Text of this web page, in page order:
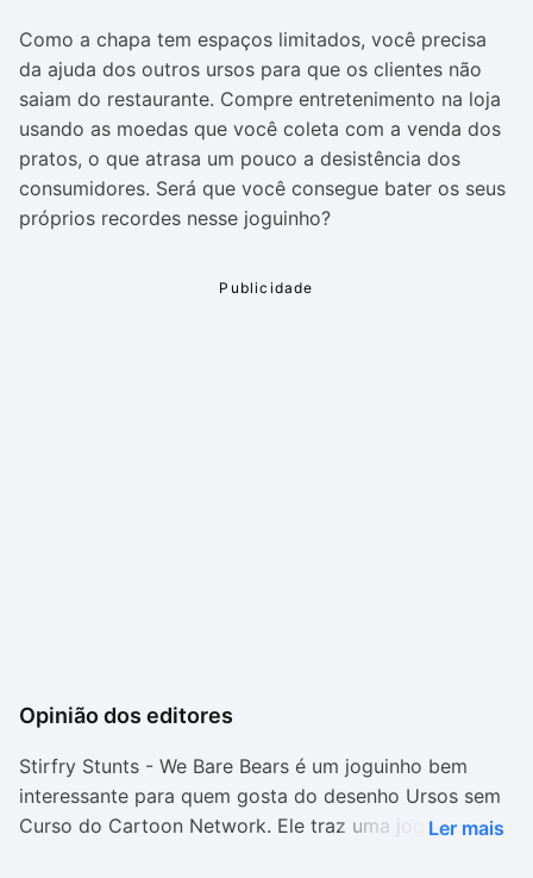
Como a chapa tem espaços limitados, você precisa
da ajuda dos outros ursos para que os clientes não
saiam do restaurante. Compre entretenimento na loja
usando as moedas que você coleta com a venda dos
pratos, o que atrasa um pouco a desistência dos
consumidores. Será que você consegue bater os seus
próprios recordes nesse joguinho?
Opinião dos editores
Stirfry Stunts - We Bare Bears é um joguinho bem
interessante para quem gosta do desenho Ursos sem
Curso do Cartoon Network. Ele traz uma jogatina com
Ler mais